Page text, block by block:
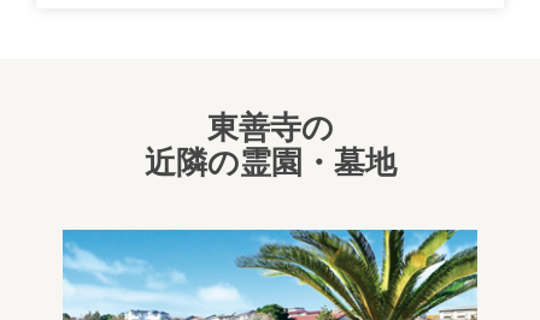
東善寺の
近隣の霊園・墓地